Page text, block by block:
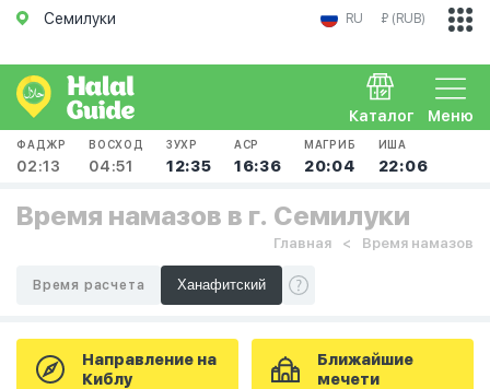
Семилуки RU ₽ (RUB)
Меню
Каталог
ФАДЖР
02:13
ВОСХОД
04:51
ЗУХР
12:35
АСР
16:36
МАГРИБ
20:04
ИША
22:06
Время намазов в г. Семилуки
Главная Время намазов
Время расчета
Направление на
Киблу
Ближайшие
мечети